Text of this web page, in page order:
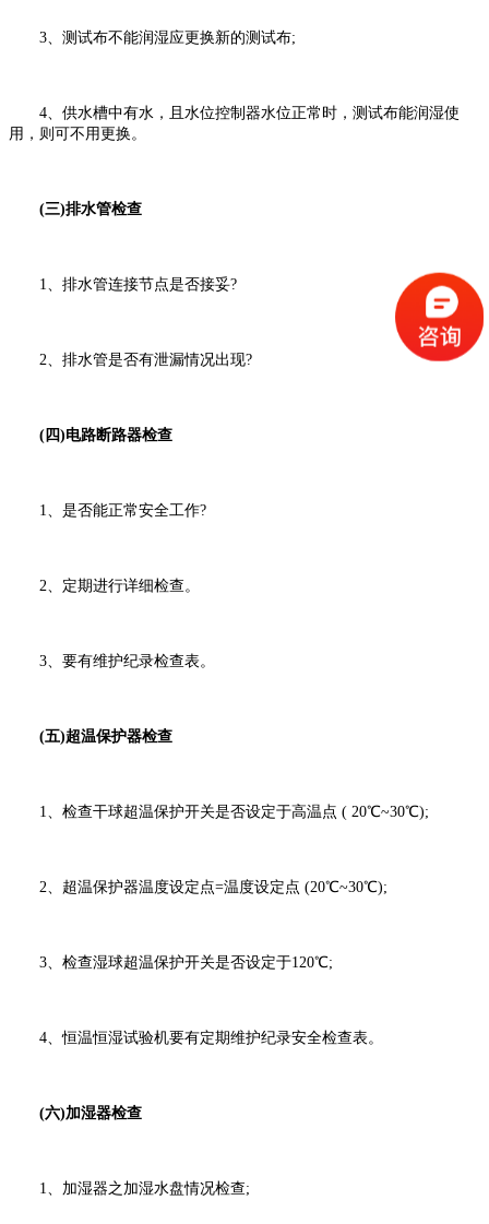
3、测试布不能润湿应更换新的测试布;
4、供水槽中有水，且水位控制器水位正常时，测试布能润湿使
用，则可不用更换。
(三)排水管检查
1、排水管连接节点是否接妥?
2、排水管是否有泄漏情况出现?
(四)电路断路器检查
1、是否能正常安全工作?
2、定期进行详细检查。
3、要有维护纪录检查表。
(五)超温保护器检查
1、检查干球超温保护开关是否设定于高温点 ( 20℃~30℃);
2、超温保护器温度设定点=温度设定点 (20℃~30℃);
3、检查湿球超温保护开关是否设定于120℃;
4、恒温恒湿试验机要有定期维护纪录安全检查表。
(六)加湿器检查
1、加湿器之加湿水盘情况检查;